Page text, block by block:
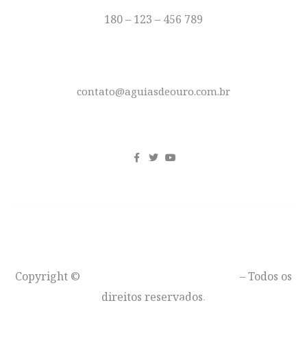
180 – 123 – 456 789
contato@aguiasdeouro.com.br
Copyright ©
– Todos os
direitos reservados.
VOLTAR AO TOPO